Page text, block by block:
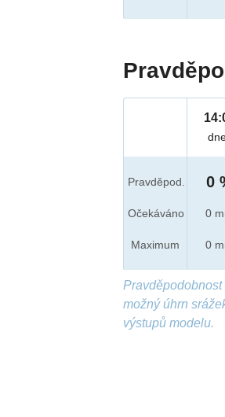
Pravděpod.
Očekáváno
Maximum
0
0
0
možný úhrn
výstupů modelu.